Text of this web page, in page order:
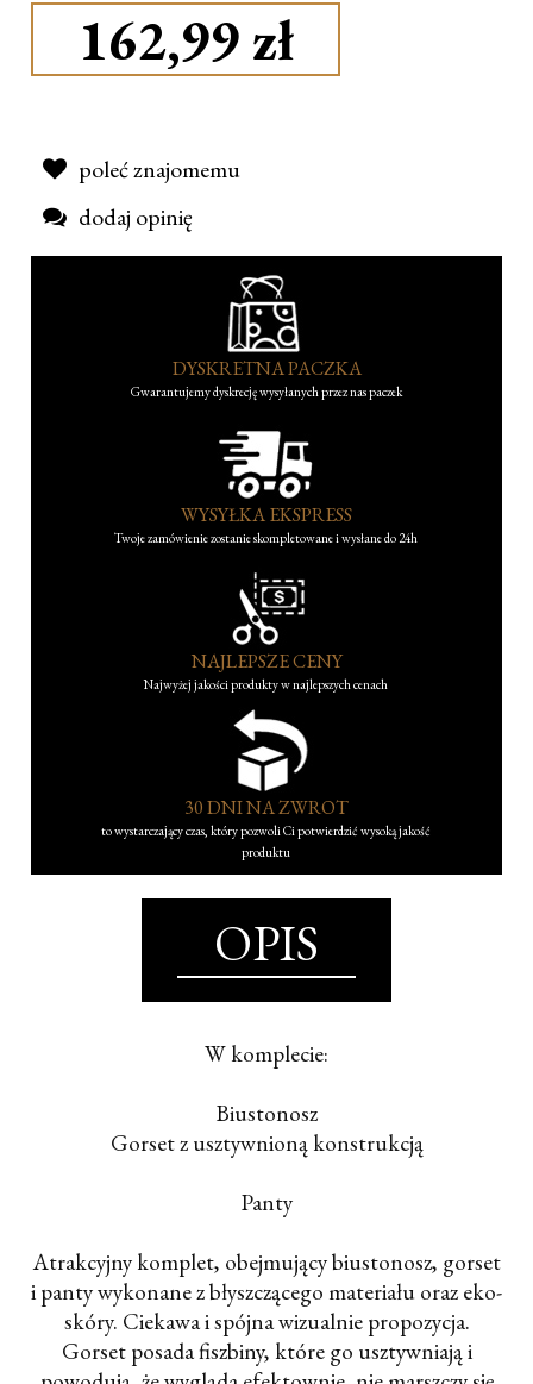
162,99 zł
poleć znajomemu
dodaj opinię
DYSKRETNA PACZKA
Gwarantujemy dyskrecję wysyłanych przez nas paczek
WYSYŁKA EKSPRESS
Twoje zamówienie zostanie skompletowane i wysłane do 24h
NAJLEPSZE CENY
Najwyżej jakości produkty w najlepszych cenach
30 DNI NA ZWROT
to wystarczający czas, który pozwoli Ci potwierdzić wysoką jakość
produktu
OPIS
W komplecie:
Biustonosz
Gorset z usztywnioną konstrukcją
Panty
Atrakcyjny komplet, obejmujący biustonosz, gorset
i panty wykonane z błyszczącego materiału oraz eko-
skóry. Ciekawa i spójna wizualnie propozycja.
Gorset posada fiszbiny, które go usztywniają i